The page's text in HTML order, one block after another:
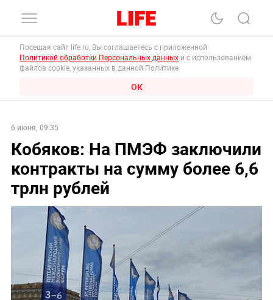
Посещая сайт life.ru, Вы соглашаетесь с приложенной
Политикой обработки Персональных данных и с использованием
файлов cookie, указанных в данной Политике.
ОК
6 июня, 09:35
Кобяков: На ПМЭФ заключили
контракты на сумму более 6,6
трлн рублей